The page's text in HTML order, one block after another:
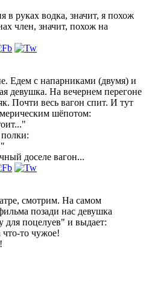
в руках водка, значит, я похож
член, значит, похож на
Едем с напарниками (двумя) и
девушка. На вечернем перегоне
Почти весь вагон спит. И тут
шёпотом:
доселе вагон...
смотрим. На самом
позади нас девушка
для поцелуев" и выдает:
что-то чужое!